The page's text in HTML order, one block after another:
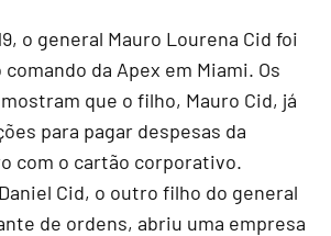
o general Mauro Lourena Cid foi
da Apex em Miami. Os
que o filho, Mauro Cid, já
para pagar despesas da
com o cartão corporativo.
Cid, o outro filho do general
de ordens, abriu uma empresa